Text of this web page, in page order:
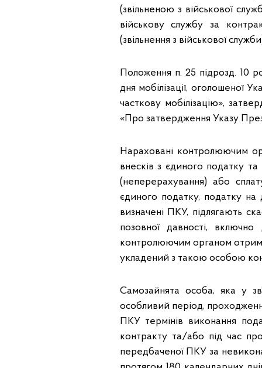
(звільненою з військової
військову службу за
(звільнення з військової
Положення п. 25 підрозд. 10
дня мобілізації, оголошеної
часткову мобілізацію»,
«Про затвердження Указу
Нараховані контролюючим
внесків з єдиного податку
(неперерахування) або
єдиного податку, податку на
визначені ПКУ, підлягають
позовної давності,
контролюючим органом
укладений з такою особою
Самозайнята особа, яка у
особливий період,
ПКУ термінів виконання
контракту та/або під час
передбаченої ПКУ за